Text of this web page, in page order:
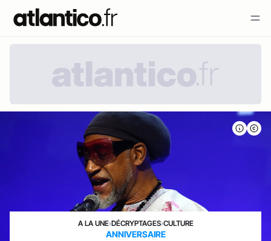
A LA UNE›DÉCRYPTAGES›CULTURE
ANNIVERSAIRE